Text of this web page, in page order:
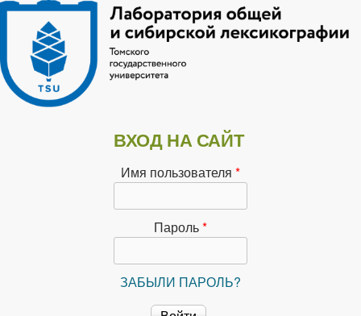
Лаборатория
общей и
сибирской
лексикографии
ВХОД НА САЙТ
Имя пользователя *
Пароль*
ЗАБЫЛИ ПАРОЛЬ?